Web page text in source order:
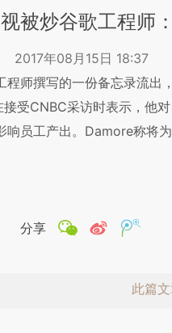
被炒谷歌工程师
2017年08月15日 18:37
程师撰写的一份备忘录流出
受CNBC采访时表示，他
响员工产出。Damore称将
分享
此篇